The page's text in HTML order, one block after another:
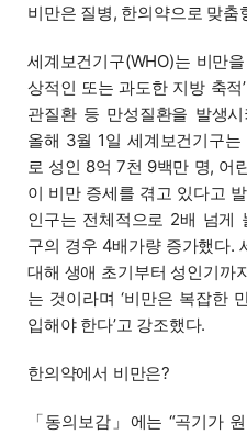
비만은 질병, 한의약으로 맞춤
세계보건기구(WHO)는 비만
상적인 또는 과도한 지방 축적
관질환 등 만성질환을 발생
올해 3월 1일 세계보건기구
로 성인 8억 7천 9백만 명, 어
이 비만 증세를 겪고 있다고
인구는 전체적으로 2배 넘게
구의 경우 4배가량 증가했다.
대해 생애 초기부터 성인기까
는 것이라며 ‘비만은 복잡한
입해야 한다’고 강조했다.
한의약에서 비만은?
「동의보감」에는 “곡기가